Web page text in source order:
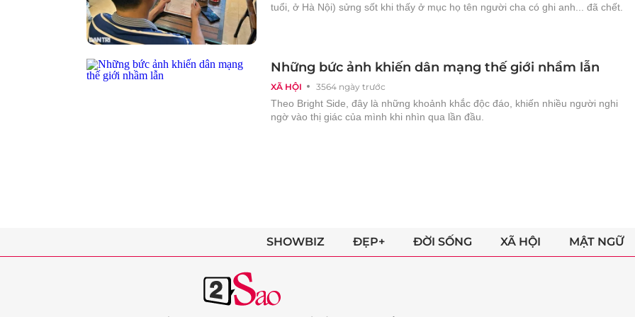
tuổi, ở Hà Nội) sửng sốt khi thấy ở mục họ tên người cha có ghi anh... đã chết.
XÃ HỘI 3564 ngày trước
Những bức ảnh khiến dân mạng thế giới nhầm lẫn
Theo Bright Side, đây là những khoảnh khắc độc đáo, khiến nhiều người nghi
ngờ vào thị giác của mình khi nhìn qua lần đầu.
SHOWBIZ ĐẸP+ ĐỜI SỐNG XÃ HỘI MẬT NGỮ